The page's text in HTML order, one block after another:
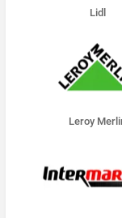
Lidl
Leroy